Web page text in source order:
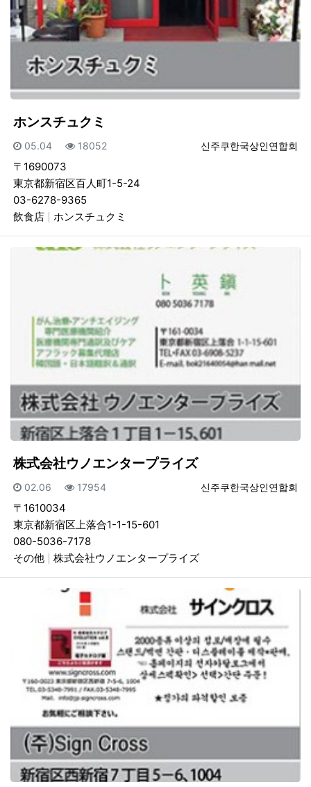
ホンスチュクミ
등록자
신주쿠한국상인연합회
등록일
05.04 조회
18052
〒1690073
東京都新宿区百人町1-5-24
03-6278-9365
飲食店
ホンスチュクミ
株式会社ウノエンタープライズ
등록자
신주쿠한국상인연합회
등록일
02.06 조회
17954
〒1610034
東京都新宿区上落合1-1-15-601
080-5036-7178
その他
株式会社ウノエンタープライズ